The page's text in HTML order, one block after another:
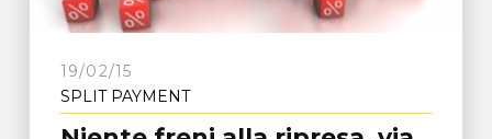
19/02/15
SPLIT PAYMENT